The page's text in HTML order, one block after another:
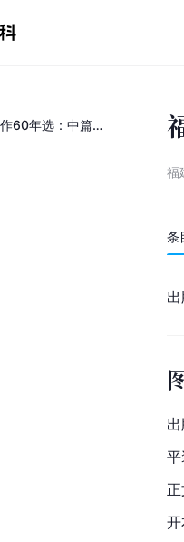
福建文艺创作60年选：中篇小说
福
条
开